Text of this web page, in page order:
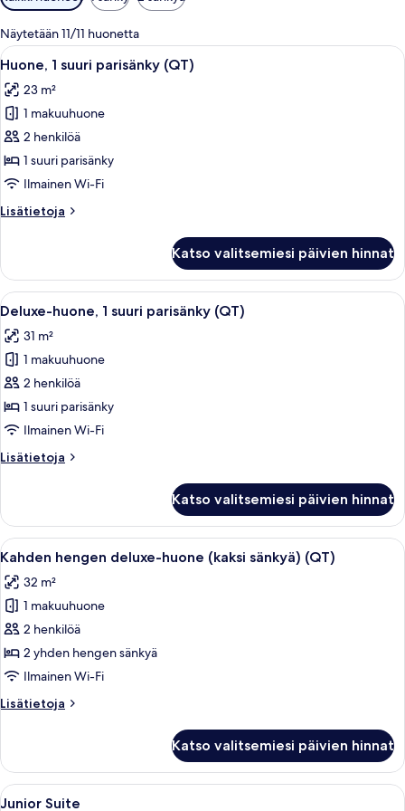
saatavilla
olevia
suodattimia
Näytetään 11/11 huonetta
Avaa
kaikki
huonetyypin
Huone,
1
suuri
parisänky
kuvat
Hotellihuone, jossa on suuri sänky,
8
Huone, 1 suuri parisänky (QT)
23 m²
1 makuuhuone
2 henkilöä
1 suuri parisänky
Ilmainen Wi-Fi
Lisätietoja
Lisätietoja
suuri
parisänky
(QT)
Katso valitsemiesi päivien hinnat
Avaa
kaikki
huonetyypin
Deluxe-
huone,
1
suuri
(QT)
Hotellihuone, jossa on suuri sänky,
9
Deluxe-huone, 1 suuri parisänky (QT)
31 m²
1 makuuhuone
2 henkilöä
1 suuri parisänky
Ilmainen Wi-Fi
Lisätietoja
Lisätietoja
1
suuri
parisänky
Katso valitsemiesi päivien hinnat
Avaa
kaikki
huonetyypin
Kahden
hengen
deluxe-
huone
sänkyä)
Hotellihuone, jossa on suuri sänky,
7
Kahden hengen deluxe-huone (kaksi sänkyä) (QT)
32 m²
1 makuuhuone
2 henkilöä
2 yhden hengen sänkyä
Ilmainen Wi-Fi
Lisätietoja
Lisätietoja
deluxe-
huone
(kaksi
Katso valitsemiesi päivien hinnat
Avaa
Hotellihuone, jossa on suuri sänky,
5
Junior Suite